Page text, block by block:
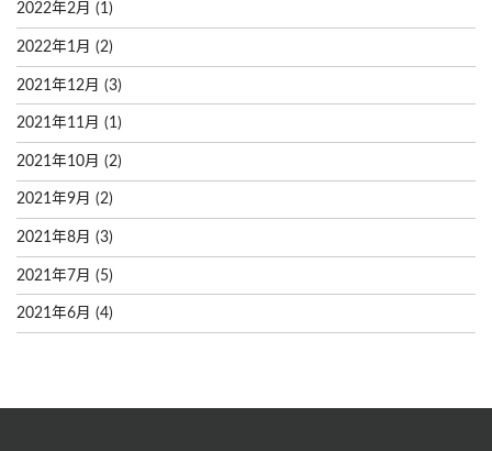
2022年2月 (1)
2022年1月 (2)
2021年12月 (3)
2021年11月 (1)
2021年10月 (2)
2021年9月 (2)
2021年8月 (3)
2021年7月 (5)
2021年6月 (4)